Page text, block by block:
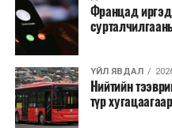
Францад
ҮЙЛ ЯВДАЛ
Нийтийн
түр